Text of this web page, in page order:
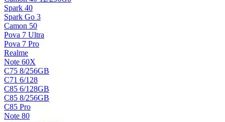
Spark 40
Spark Go 3
Camon 50
Pova 7 Ultra
Pova 7 Pro
Realme
Note 60X
C75 8/256GB
C71 6/128
C85 6/128GB
C85 8/256GB
C85 Pro
Note 80